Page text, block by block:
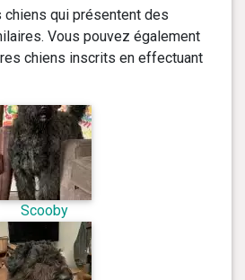
qui présentent des
Vous pouvez également
chiens inscrits en effectuant
Scooby